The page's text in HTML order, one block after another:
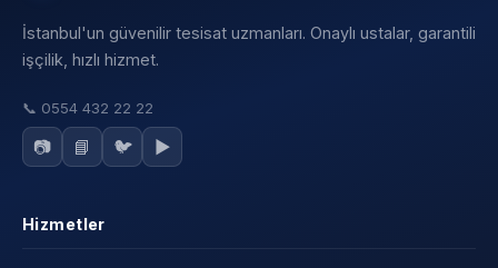
İstanbul'un güvenilir tesisat uzmanları. Onaylı ustalar, garantili
işçilik, hızlı hizmet.
📞 0554 432 22 22
📷 📘 🐦 ▶️
Hizmetler